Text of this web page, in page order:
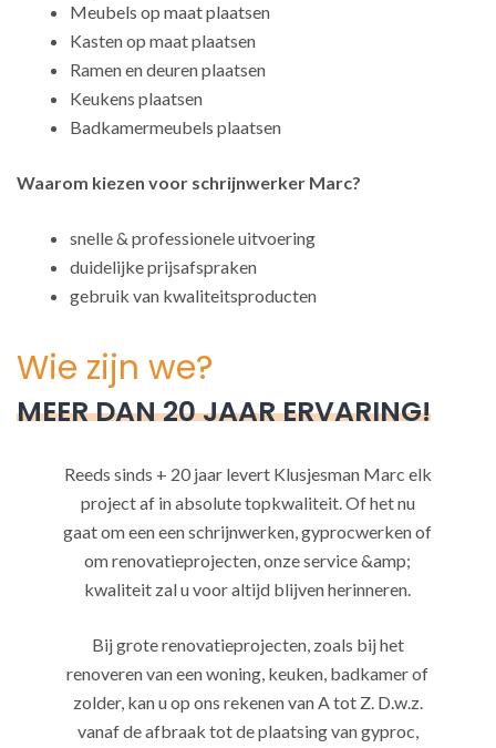
Meubels op maat plaatsen
Kasten op maat plaatsen
Ramen en deuren plaatsen
Keukens plaatsen
Badkamermeubels plaatsen
Waarom kiezen voor schrijnwerker Marc?
snelle & professionele uitvoering
duidelijke prijsafspraken
gebruik van kwaliteitsproducten
Wie zijn we?
MEER DAN 20 JAAR ERVARING!
Reeds sinds + 20 jaar levert Klusjesman Marc elk
project af in absolute topkwaliteit. Of het nu
gaat om een een schrijnwerken, gyprocwerken of
om renovatieprojecten, onze service &amp;
kwaliteit zal u voor altijd blijven herinneren.
Bij grote renovatieprojecten, zoals bij het
renoveren van een woning, keuken, badkamer of
zolder, kan u op ons rekenen van A tot Z. D.w.z.
vanaf de afbraak tot de plaatsing van gyproc,